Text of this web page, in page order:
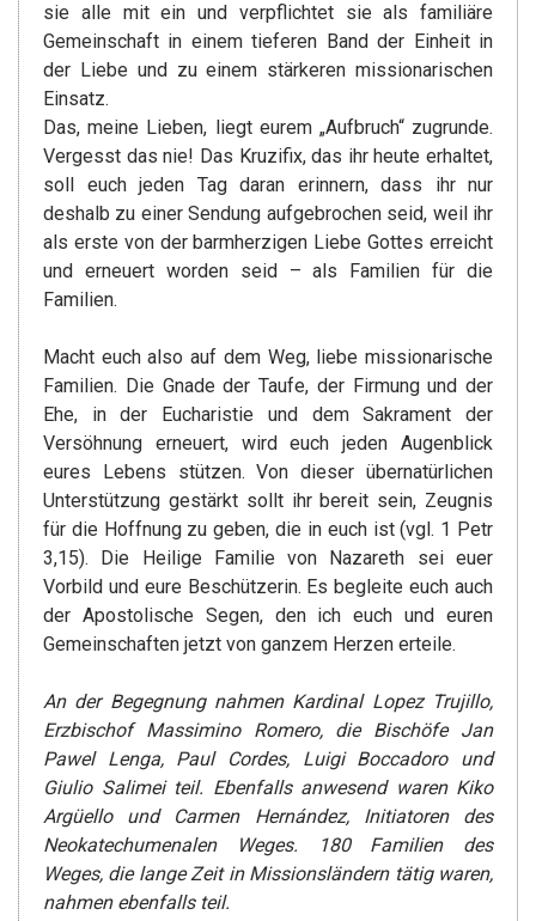
sie alle mit ein und verpflichtet sie als familiäre
Gemeinschaft in einem tieferen Band der Einheit in
der Liebe und zu einem stärkeren missionarischen
Einsatz.
Das, meine Lieben, liegt eurem „Aufbruch“ zugrunde.
Vergesst das nie! Das Kruzifix, das ihr heute erhaltet,
soll euch jeden Tag daran erinnern, dass ihr nur
deshalb zu einer Sendung aufgebrochen seid, weil ihr
als erste von der barmherzigen Liebe Gottes erreicht
und erneuert worden seid – als Familien für die
Familien.
Macht euch also auf dem Weg, liebe missionarische
Familien. Die Gnade der Taufe, der Firmung und der
Ehe, in der Eucharistie und dem Sakrament der
Versöhnung erneuert, wird euch jeden Augenblick
eures Lebens stützen. Von dieser übernatürlichen
Unterstützung gestärkt sollt ihr bereit sein, Zeugnis
für die Hoffnung zu geben, die in euch ist (vgl. 1 Petr
3,15). Die Heilige Familie von Nazareth sei euer
Vorbild und eure Beschützerin. Es begleite euch auch
der Apostolische Segen, den ich euch und euren
Gemeinschaften jetzt von ganzem Herzen erteile.
An der Begegnung nahmen Kardinal Lopez Trujillo,
Erzbischof Massimino Romero, die Bischöfe Jan
Pawel Lenga, Paul Cordes, Luigi Boccadoro und
Giulio Salimei teil. Ebenfalls anwesend waren Kiko
Argüello und Carmen Hernández, Initiatoren des
Neokatechumenalen Weges. 180 Familien des
Weges, die lange Zeit in Missionsländern tätig waren,
nahmen ebenfalls teil.